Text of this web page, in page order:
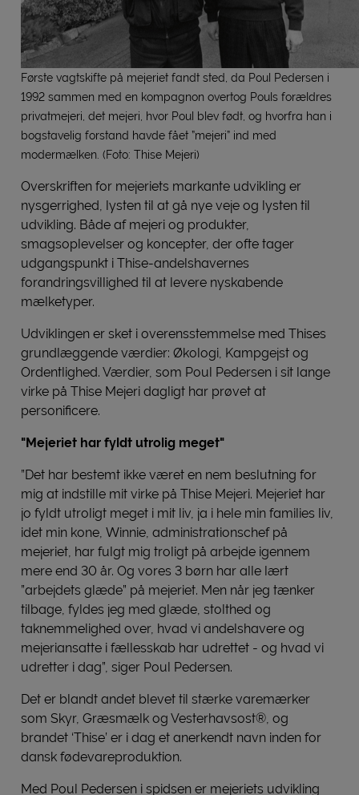
Første vagtskifte på mejeriet fandt sted, da Poul Pedersen i
1992 sammen med en kompagnon overtog Pouls forældres
privatmejeri, det mejeri, hvor Poul blev født, og hvorfra han i
bogstavelig forstand havde fået ”mejeri” ind med
modermælken. (Foto: Thise Mejeri)
Overskriften for mejeriets markante udvikling er
nysgerrighed, lysten til at gå nye veje og lysten til
udvikling. Både af mejeri og produkter,
smagsoplevelser og koncepter, der ofte tager
udgangspunkt i Thise-andelshavernes
forandringsvillighed til at levere nyskabende
mælketyper.
Udviklingen er sket i overensstemmelse med Thises
grundlæggende værdier: Økologi, Kampgejst og
Ordentlighed. Værdier, som Poul Pedersen i sit lange
virke på Thise Mejeri dagligt har prøvet at
personificere.
"Mejeriet har fyldt utrolig meget"
”Det har bestemt ikke været en nem beslutning for
mig at indstille mit virke på Thise Mejeri. Mejeriet har
jo fyldt utroligt meget i mit liv, ja i hele min families liv,
idet min kone, Winnie, administrationschef på
mejeriet, har fulgt mig troligt på arbejde igennem
mere end 30 år. Og vores 3 børn har alle lært
”arbejdets glæde” på mejeriet. Men når jeg tænker
tilbage, fyldes jeg med glæde, stolthed og
taknemmelighed over, hvad vi andelshavere og
mejeriansatte i fællesskab har udrettet - og hvad vi
udretter i dag”, siger Poul Pedersen.
Det er blandt andet blevet til stærke varemærker
som Skyr, Græsmælk og Vesterhavsost®, og
brandet ‘Thise’ er i dag et anerkendt navn inden for
dansk fødevareproduktion.
Med Poul Pedersen i spidsen er mejeriets udvikling